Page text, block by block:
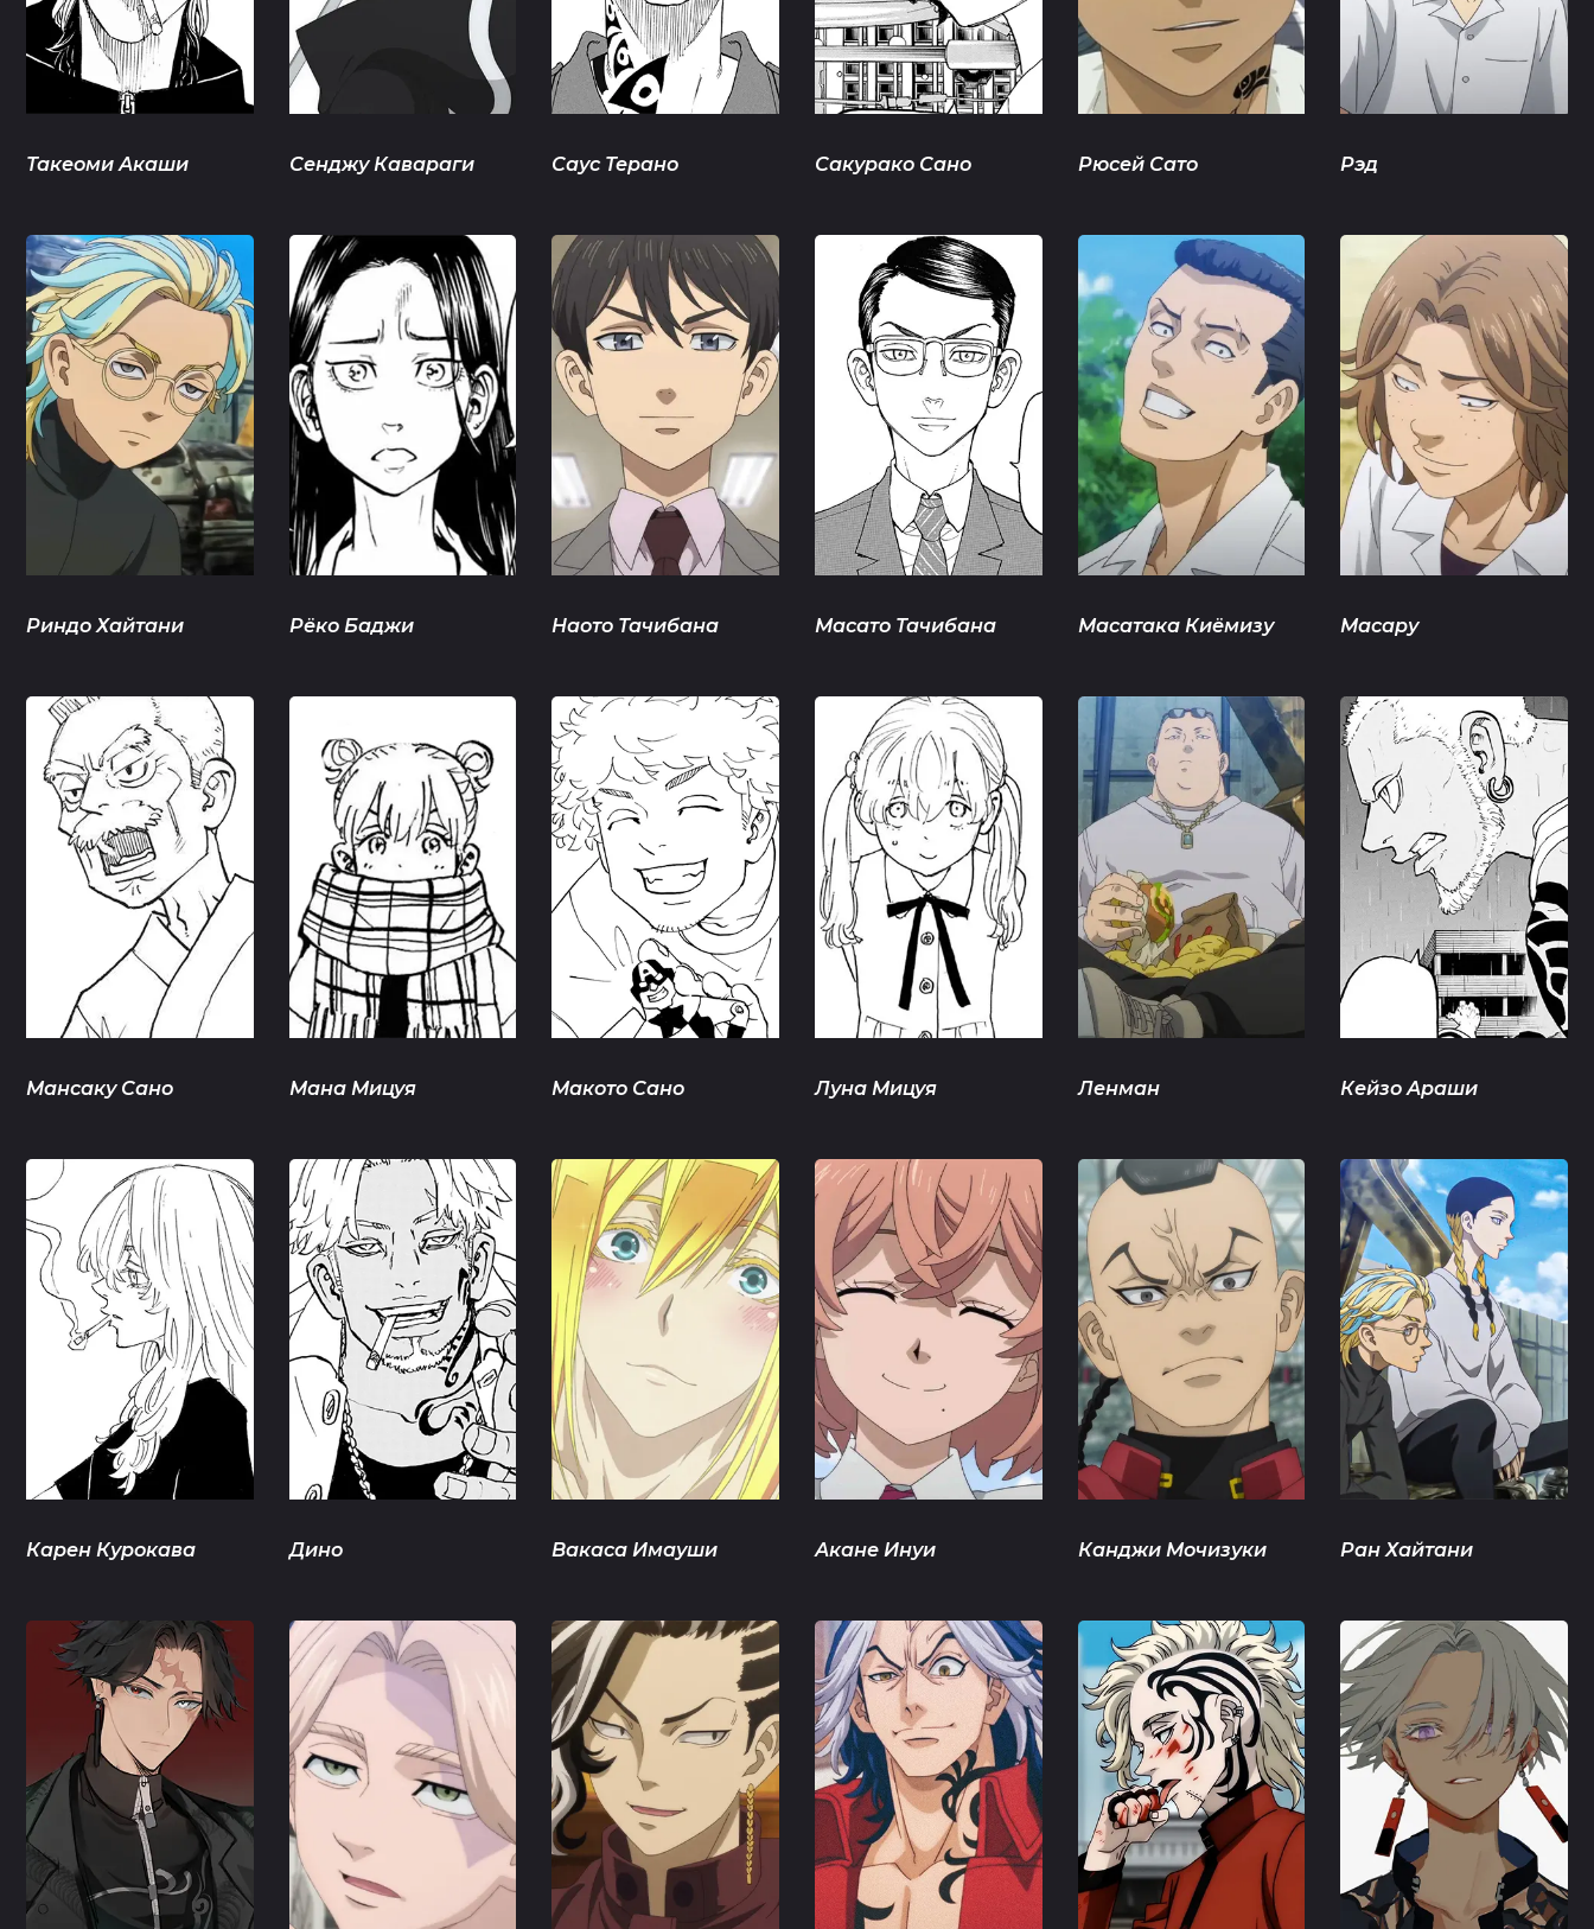
Такеоми Акаши Сенджу Кавараги Саус Терано Сакурако Сано Рюсей Сато Рэд
Риндо Хайтани Рёко Баджи Наото Тачибана Масато Тачибана Масатака Киёмизу Масару
Мансаку Сано Мана Мицуя Макото Сано Луна Мицуя Ленман Кейзо Араши
Карен Курокава Дино Вакаса Имауши Акане Инуи Канджи Мочизуки Ран Хайтани